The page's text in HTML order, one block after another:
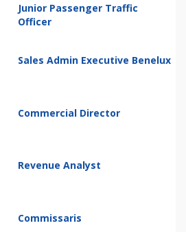
Junior Passenger Traffic
Officer
Sales Admin Executive Benelux
Commercial Director
Revenue Analyst
Commissaris